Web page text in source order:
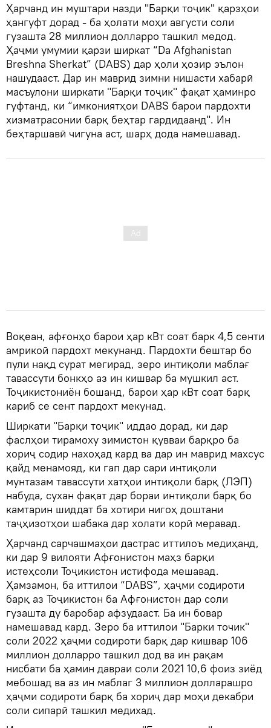
Ҳарчанд ин муштари назди "Барқи тоҷик" қарзҳои
ҳангуфт дорад - ба ҳолати моҳи августи соли
гузашта 28 миллион долларро ташкил медод.
Ҳаҷми умумии қарзи ширкат “Da Afghanistan
Breshna Sherkat” (DABS) дар ҳоли ҳозир эълон
нашудааст. Дар ин маврид зимни нишасти хабарӣ
масъулони ширкати "Барқи тоҷик" фақат ҳаминро
гуфтанд, ки “имкониятҳои DABS барои пардохти
хизматрасонии барқ беҳтар гардидаанд". Ин
беҳтаршавӣ чигуна аст, шарҳ дода намешавад.
Воқеан, афғонҳо барои ҳар кВт соат барк 4,5 сенти
амрикоӣ пардохт мекунанд. Пардохти бештар бо
пули нақд сурат мегирад, зеро интиқоли маблағ
тавассути бонкҳо аз ин кишвар ба мушкил аст.
Тоҷикистониён бошанд, барои ҳар кВт соат барқ
кариб се сент пардохт мекунад.
Ширкати "Барқи тоҷик" иддао дорад, ки дар
фаслҳои тирамоху зимистон қувваи барқро ба
хориҷ содир нахоҳад кард ва дар ин маврид махсус
қайд менамояд, ки гап дар сари интиқоли
мунтазам тавассути хатҳои интиқоли барқ (ЛЭП)
набуда, сухан фақат дар бораи интиқоли барқ бо
камтарин шиддат ба хотири нигоҳ доштани
таҷҳизотҳои шабака дар холати корӣ меравад.
Ҳарчанд сарчашмаҳои дастрас иттилоъ медиҳанд,
ки дар 9 вилояти Афғонистон маҳз барқи
истеҳсоли Тоҷикистон истифода мешавад.
Ҳамзамон, ба иттилои “DABS”, ҳаҷми содироти
барқ аз Тоҷикистон ба Афғонистон дар соли
гузашта ду баробар афзудааст. Ба ин бовар
намешавад кард. Зеро ба иттилои "Барки точик"
соли 2022 ҳаҷми содироти барқ дар кишвар 106
миллион долларро ташкил дод ва ин рақам
нисбати ба ҳамин давраи соли 2021 10,6 фоиз зиёд
мебошад ва аз ин маблаг 3 миллион долларашро
ҳаҷми содироти барқ ба хориҷ дар моҳи декабри
соли сипарӣ ташкил медихад.